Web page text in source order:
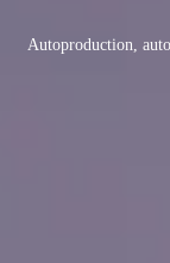
Autoproduction,